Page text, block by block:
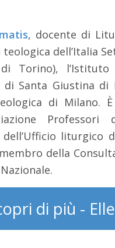
, docente di
teologica dell’Italia
di Torino),
di Santa Giustina di
di Milano.
liturgico
della
di più -